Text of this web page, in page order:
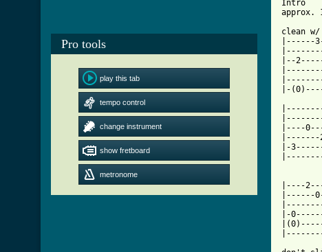
Pro tools
play this tab
tempo control
change instrument
show fretboard
metronome